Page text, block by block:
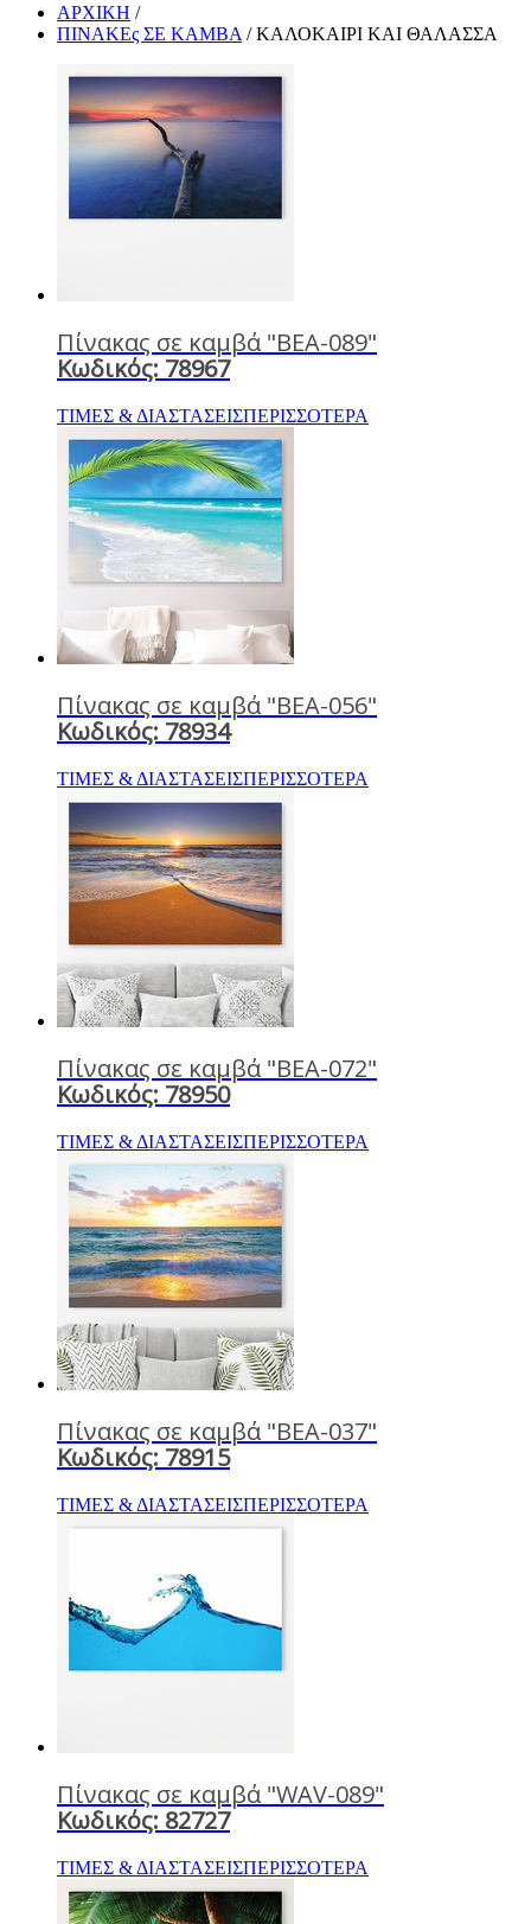
ΑΡΧΙΚΗ /
ΠΙΝΑΚΕς ΣΕ ΚΑΜΒΑ / ΚΑΛΟΚΑIΡΙ ΚΑΙ ΘΑΛΑΣΣΑ
Πίνακας σε καμβά "BEA-089"
Κωδικός: 78967
ΤΙΜΕΣ & ΔΙΑΣΤΑΣΕΙΣΠΕΡΙΣΣΟΤΕΡΑ
Πίνακας σε καμβά "BEA-056"
Κωδικός: 78934
ΤΙΜΕΣ & ΔΙΑΣΤΑΣΕΙΣΠΕΡΙΣΣΟΤΕΡΑ
Πίνακας σε καμβά "BEA-072"
Κωδικός: 78950
ΤΙΜΕΣ & ΔΙΑΣΤΑΣΕΙΣΠΕΡΙΣΣΟΤΕΡΑ
Πίνακας σε καμβά "BEA-037"
Κωδικός: 78915
ΤΙΜΕΣ & ΔΙΑΣΤΑΣΕΙΣΠΕΡΙΣΣΟΤΕΡΑ
Πίνακας σε καμβά "WAV-089"
Κωδικός: 82727
ΤΙΜΕΣ & ΔΙΑΣΤΑΣΕΙΣΠΕΡΙΣΣΟΤΕΡΑ